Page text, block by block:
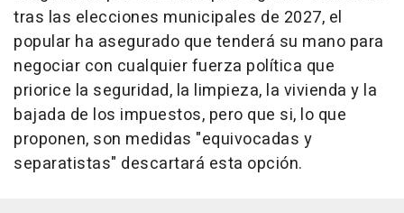
tras las elecciones municipales de 2027, el
popular ha asegurado que tenderá su mano para
negociar con cualquier fuerza política que
priorice la seguridad, la limpieza, la vivienda y la
bajada de los impuestos, pero que si, lo que
proponen, son medidas "equivocadas y
separatistas" descartará esta opción.